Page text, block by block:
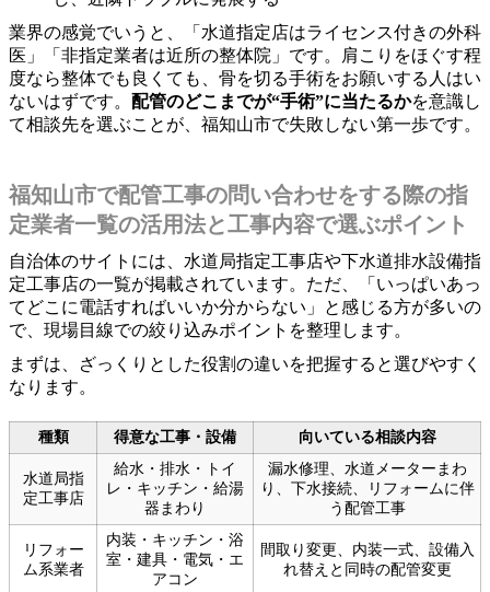
業界の感覚でいうと、「水道指定店はライセンス付きの外科
医」「非指定業者は近所の整体院」です。肩こりをほぐす程
度なら整体でも良くても、骨を切る手術をお願いする人はい
ないはずです。 配管のどこまでが“手術”に当たるかを意識し
て相談先を選ぶことが、福知山市で失敗しない第一歩です。
福知山市で配管工事の問い合わせをする際の指
定業者一覧の活用法と工事内容で選ぶポイント
自治体のサイトには、水道局指定工事店や下水道排水設備指
定工事店の一覧が掲載されています。ただ、「いっぱいあっ
てどこに電話すればいいか分からない」と感じる方が多いの
で、現場目線での絞り込みポイントを整理します。
まずは、ざっくりとした役割の違いを把握すると選びやすく
なります。
種類 得意な工事・設備 向いている相談内容
水道局指
定工事店
給水・排水・トイ
レ・キッチン・給湯
器まわり
漏水修理、水道メーターまわ
り、下水接続、リフォームに伴
う配管工事
リフォー
ム系業者
内装・キッチン・浴
室・建具・電気・エ
アコン
間取り変更、内装一式、設備入
れ替えと同時の配管変更